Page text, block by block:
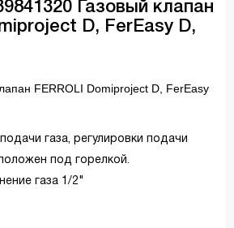
Газовый клапан
D, FerEasy D,
FERROLI Domiproject D, FerEasy
газа, регулировки подачи
под горелкой.
газа 1/2"